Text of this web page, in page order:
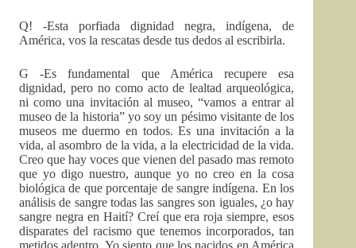
Q! -Esta porfiada dignidad negra, indígena, de
América, vos la rescatas desde tus dedos al escribirla.
G -Es fundamental que América recupere esa
dignidad, pero no como acto de lealtad arqueológica,
ni como una invitación al museo, “vamos a entrar al
museo de la historia” yo soy un pésimo visitante de los
museos me duermo en todos. Es una invitación a la
vida, al asombro de la vida, a la electricidad de la vida.
Creo que hay voces que vienen del pasado mas remoto
que yo digo nuestro, aunque yo no creo en la cosa
biológica de que porcentaje de sangre indígena. En los
análisis de sangre todas las sangres son iguales, ¿o hay
sangre negra en Haití? Creí que era roja siempre, esos
disparates del racismo que tenemos incorporados, tan
metidos adentro. Yo siento que los nacidos en América